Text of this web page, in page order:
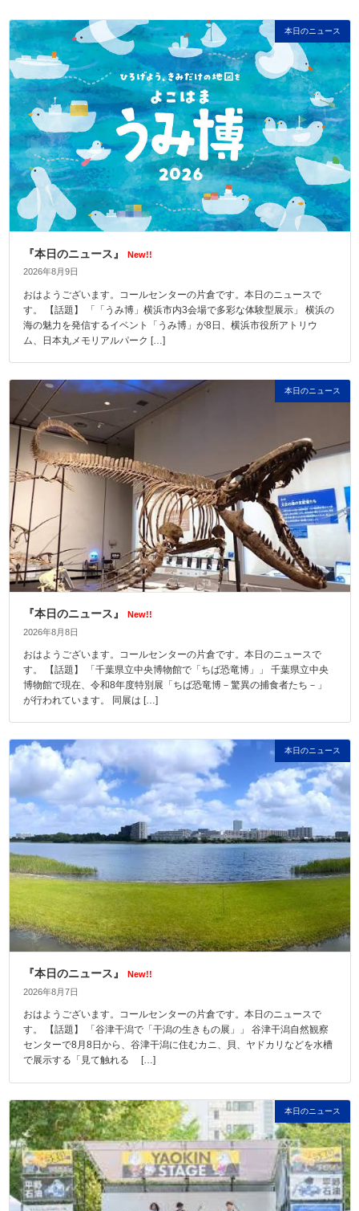
本日のニュース
『本日のニュース』
New!!
2026年8月9日
おはようございます。コールセンターの片倉です。本日のニュースで
す。 【話題】 「「うみ博」横浜市内3会場で多彩な体験型展示」 横浜の
海の魅力を発信するイベント「うみ博」が8日、横浜市役所アトリウ
ム、日本丸メモリアルパーク […]
本日のニュース
『本日のニュース』
New!!
2026年8月8日
おはようございます。コールセンターの片倉です。本日のニュースで
す。 【話題】 「千葉県立中央博物館で「ちば恐竜博」」 千葉県立中央
博物館で現在、令和8年度特別展「ちば恐竜博－驚異の捕食者たち－」
が行われています。 同展は […]
本日のニュース
『本日のニュース』
New!!
2026年8月7日
おはようございます。コールセンターの片倉です。本日のニュースで
す。 【話題】 「谷津干潟で「干潟の生きもの展」」 谷津干潟自然観察
センターで8月8日から、谷津干潟に住むカニ、貝、ヤドカリなどを水槽
で展示する「見て触れる […]
本日のニュース